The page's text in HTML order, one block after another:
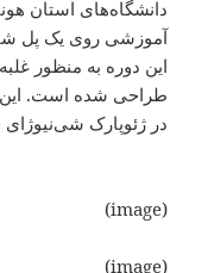
دانشگاه‌های استان
آموزشی روی یک پل
این دوره به منظور
در ژئوپارک شی‌نیوژای
(image)
(image)